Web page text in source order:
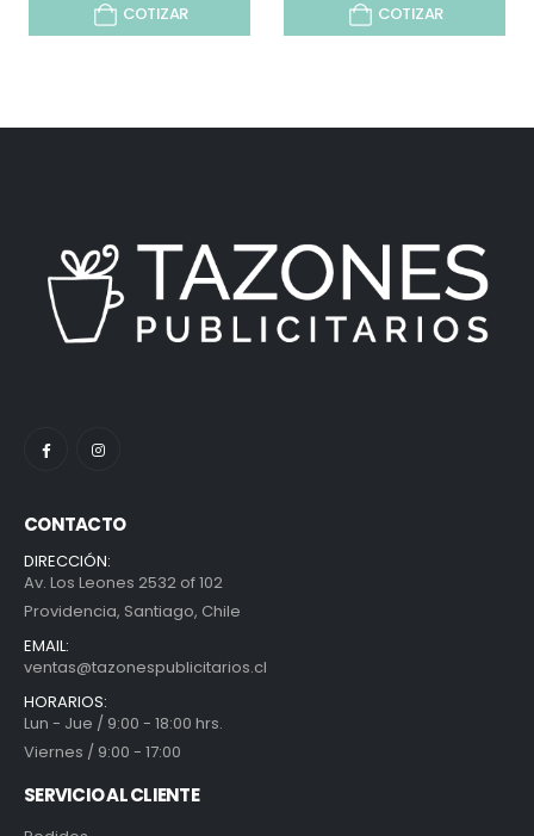
COTIZAR COTIZAR
CONTACTO
DIRECCIÓN:
Av. Los Leones 2532 of 102
Providencia, Santiago, Chile
EMAIL:
ventas@tazonespublicitarios.cl
HORARIOS:
Lun - Jue / 9:00 - 18:00 hrs.
Viernes / 9:00 - 17:00
SERVICIO AL CLIENTE